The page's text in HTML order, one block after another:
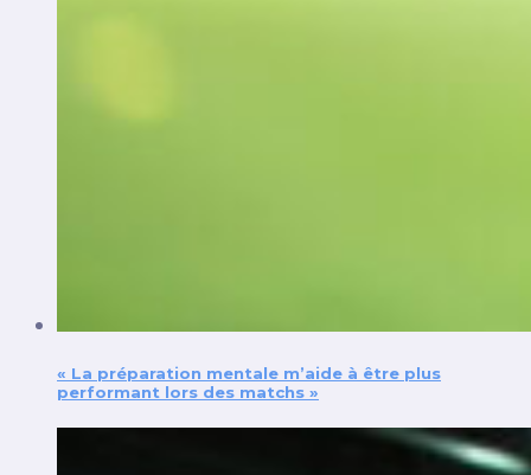
« La préparation mentale m’aide à être plus
performant lors des matchs »